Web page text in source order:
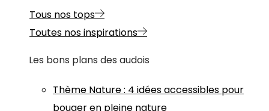
Tous nos tops
Toutes nos inspirations
Les bons plans des audois
Thème Nature: 4 idées accessibles pour
bouger en pleine nature